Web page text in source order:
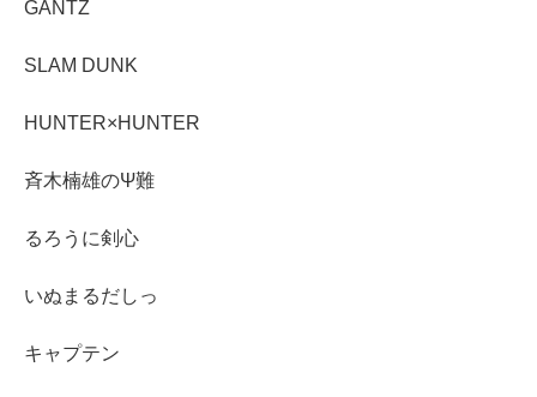
GANTZ
SLAM DUNK
HUNTER×HUNTER
斉木楠雄のΨ難
るろうに剣心
いぬまるだしっ
キャプテン